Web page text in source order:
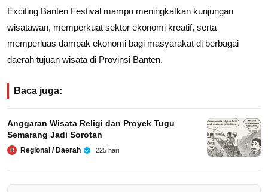
Exciting Banten Festival mampu meningkatkan kunjungan
wisatawan, memperkuat sektor ekonomi kreatif, serta
memperluas dampak ekonomi bagi masyarakat di berbagai
daerah tujuan wisata di Provinsi Banten.
Baca juga:
Anggaran Wisata Religi dan Proyek Tugu
Semarang Jadi Sorotan
R Regional / Daerah 225 hari